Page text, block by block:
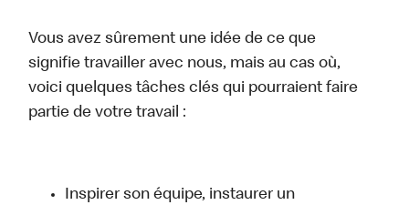
Vous avez sûrement une idée de ce que
signifie travailler avec nous, mais au cas où,
voici quelques tâches clés qui pourraient faire
partie de votre travail :
Inspirer son équipe, instaurer un